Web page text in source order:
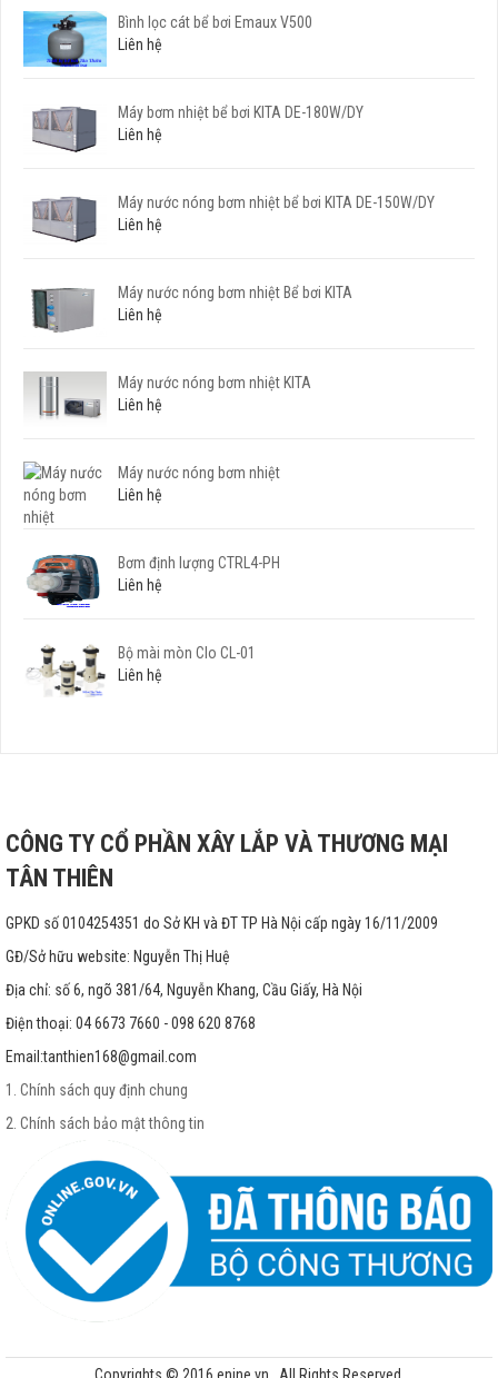
Bình lọc cát bể bơi Emaux V500
Liên hệ
Máy bơm nhiệt bể bơi KITA DE-180W/DY
Liên hệ
Máy nước nóng bơm nhiệt bể bơi KITA DE-150W/DY
Liên hệ
Máy nước nóng bơm nhiệt Bể bơi KITA
Liên hệ
Máy nước nóng bơm nhiệt KITA
Liên hệ
Máy nước nóng bơm nhiệt
Liên hệ
Bơm định lượng CTRL4-PH
Liên hệ
Bộ mài mòn Clo CL-01
Liên hệ
CÔNG TY CỔ PHẦN XÂY LẮP VÀ THƯƠNG MẠI
TÂN THIÊN
GPKD số 0104254351 do Sở KH và ĐT TP Hà Nội cấp ngày 16/11/2009
GĐ/Sở hữu website: Nguyễn Thị Huệ
Địa chỉ: số 6, ngõ 381/64, Nguyễn Khang, Cầu Giấy, Hà Nội
Điện thoại: 04 6673 7660 - 098 620 8768
Email:tanthien168@gmail.com
1. Chính sách quy định chung
2. Chính sách bảo mật thông tin